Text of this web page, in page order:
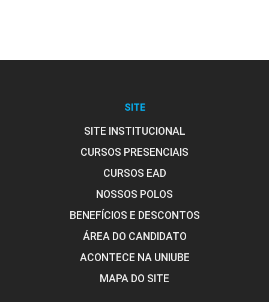
SITE
SITE INSTITUCIONAL
CURSOS PRESENCIAIS
CURSOS EAD
NOSSOS POLOS
BENEFÍCIOS E DESCONTOS
ÁREA DO CANDIDATO
ACONTECE NA UNIUBE
MAPA DO SITE